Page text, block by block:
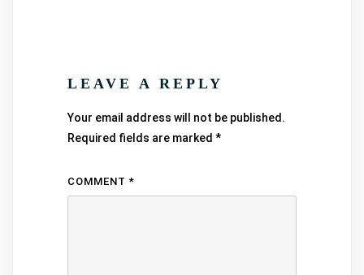
LEAVE A REPLY
Your email address will not be published.
Required fields are marked *
COMMENT *